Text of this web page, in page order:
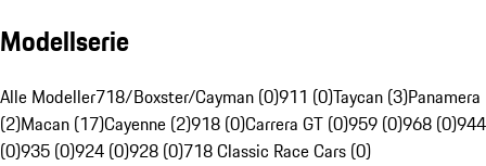
Modellserie
Alle Modeller718/Boxster/Cayman (0)911 (0)Taycan (3)Panamera
(2)Macan (17)Cayenne (2)918 (0)Carrera GT (0)959 (0)968 (0)944
(0)935 (0)924 (0)928 (0)718 Classic Race Cars (0)